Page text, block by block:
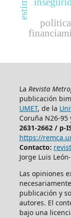
La Revista
publicación
UMET, de la
Coruña N26-95
2631-2662 / p-
https://
Contacto:
Jorge Luis
Las opiniones
publicación y
autores. El
bajo una